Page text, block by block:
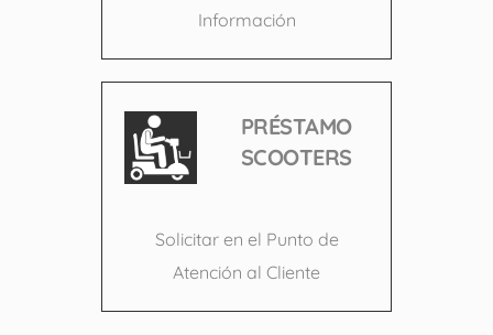
Información
PRÉSTAMO
SCOOTERS
Solicitar en el Punto de
Atención al Cliente